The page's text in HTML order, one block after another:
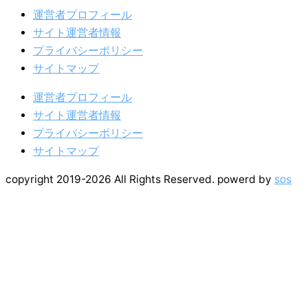
運営者プロフィール
サイト運営者情報
プライバシーポリシー
サイトマップ
運営者プロフィール
サイト運営者情報
プライバシーポリシー
サイトマップ
copyright 2019-2026 All Rights Reserved. powerd by sos